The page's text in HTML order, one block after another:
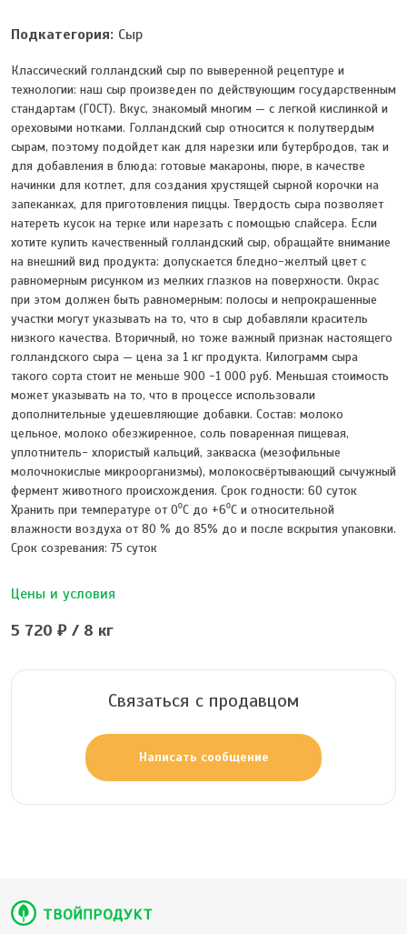
Подкатегория: Сыр
Классический голландский сыр по выверенной рецептуре и
технологии: наш сыр произведен по действующим государственным
стандартам (ГОСТ). Вкус, знакомый многим — с легкой кислинкой и
ореховыми нотками. Голландский сыр относится к полутвердым
сырам, поэтому подойдет как для нарезки или бутербродов, так и
для добавления в блюда: готовые макароны, пюре, в качестве
начинки для котлет, для создания хрустящей сырной корочки на
запеканках, для приготовления пиццы. Твердость сыра позволяет
натереть кусок на терке или нарезать с помощью слайсера. Если
хотите купить качественный голландский сыр, обращайте внимание
на внешний вид продукта: допускается бледно-желтый цвет с
равномерным рисунком из мелких глазков на поверхности. Окрас
при этом должен быть равномерным: полосы и непрокрашенные
участки могут указывать на то, что в сыр добавляли краситель
низкого качества. Вторичный, но тоже важный признак настоящего
голландского сыра — цена за 1 кг продукта. Килограмм сыра
такого сорта стоит не меньше 900 -1 000 руб. Меньшая стоимость
может указывать на то, что в процессе использовали
дополнительные удешевляющие добавки. Состав: молоко
цельное, молоко обезжиренное, соль поваренная пищевая,
уплотнитель- хлористый кальций, закваска (мезофильные
молочнокислые микроорганизмы), молокосвёртывающий сычужный
фермент животного происхождения. Срок годности: 60 суток
Хранить при температуре от 0⁰С до +6⁰С и относительной
влажности воздуха от 80 % до 85% до и после вскрытия упаковки.
Срок созревания: 75 суток
Цены и условия
5 720 ₽ / 8 кг
Связаться с продавцом
Написать сообщение